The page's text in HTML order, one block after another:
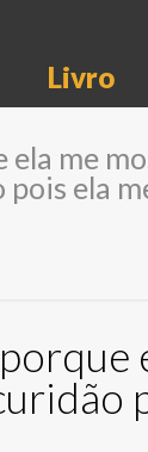
Livro
ela me
ela